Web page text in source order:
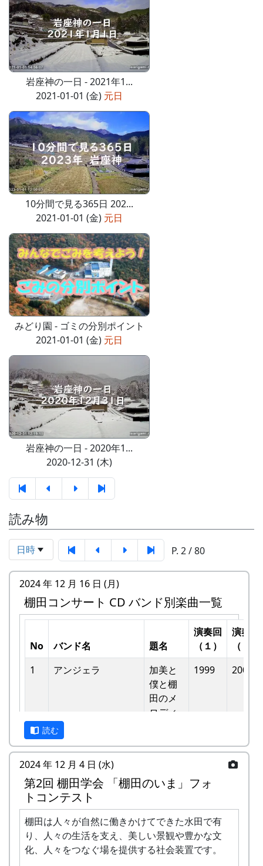
岩座神の一日 - 2021年1...
2021-01-01 (金) 元日
10分間で見る365日 202...
2021-01-01 (金) 元日
みどり園 - ゴミの分別ポイント
2021-01-01 (金) 元日
岩座神の一日 - 2020年1...
2020-12-31 (木)
読み物
日時 P. 2 / 80
2024 年 12 月 16 日 (月)
棚田コンサート CD バンド別楽曲一覧
No バンド名 題名
演奏回
（１）
演奏回
（２）
1
アンジェラ
加美と
僕と棚
⽥のメ
ロディ
1999 2002
- アンジェラ
⽥の中
- アンジェラ
棚⽥の
1999
- アンジェラ
棚⽥の
ステー
ジへ
1999
読む
2024 年 12 月 4 日 (水)
第2回 棚田学会 「棚田のいま」フォ
トコンテスト
棚田は人々が自然に働きかけてできた水田で有
り、人々の生活を支え、美しい景観や豊かな文
化、人々をつなぐ場を提供する社会装置です。